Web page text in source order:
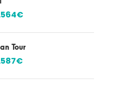
Tour